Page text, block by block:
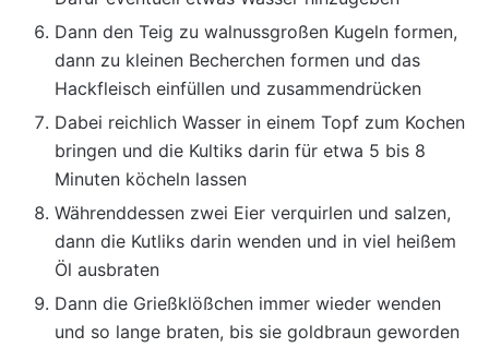
Dann den Teig zu walnussgroßen Kugeln formen,
dann zu kleinen Becherchen formen und das
Hackfleisch einfüllen und zusammendrücken
Dabei reichlich Wasser in einem Topf zum Kochen
bringen und die Kultiks darin für etwa 5 bis 8
Minuten köcheln lassen
Währenddessen zwei Eier verquirlen und salzen,
dann die Kutliks darin wenden und in viel heißem
Öl ausbraten
Dann die Grießklößchen immer wieder wenden
und so lange braten, bis sie goldbraun geworden